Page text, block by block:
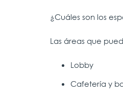
¿Cuáles son los
Las áreas que
Lobby
Cafetería y